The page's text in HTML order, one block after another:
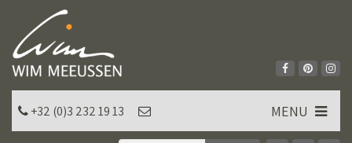
+32 (0)3 232 19 13 MENU